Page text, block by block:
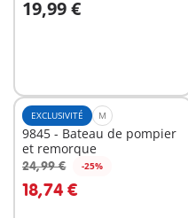
19,99 €
Au panier
EXCLUSIVITÉ M
9845 - Bateau de pompier
et remorque
24,99 € -25%
18,74 €
Au panier